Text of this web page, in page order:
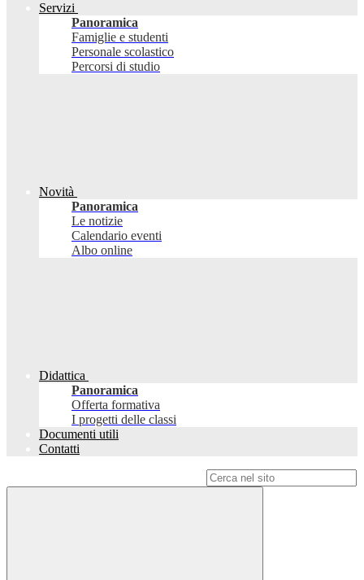
Servizi
Panoramica
Famiglie e studenti
Personale scolastico
Percorsi di studio
Novità
Panoramica
Le notizie
Calendario eventi
Albo online
Didattica
Panoramica
Offerta formativa
I progetti delle classi
Documenti utili
Contatti